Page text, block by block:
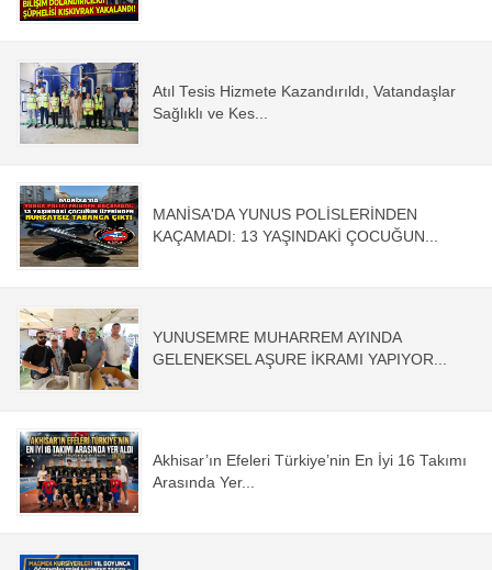
Atıl Tesis Hizmete Kazandırıldı, Vatandaşlar
Sağlıklı ve Kes...
MANİSA'DA YUNUS POLİSLERİNDEN
KAÇAMADI: 13 YAŞINDAKİ ÇOCUĞUN...
YUNUSEMRE MUHARREM AYINDA
GELENEKSEL AŞURE İKRAMI YAPIYOR...
Akhisar’ın Efeleri Türkiye’nin En İyi 16 Takımı
Arasında Yer...